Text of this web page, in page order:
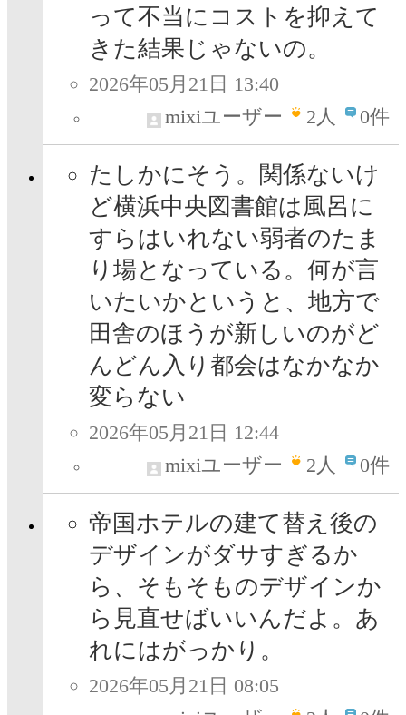
って不当にコストを抑えて
きた結果じゃないの。
2026年05月21日 13:40
mixiユーザー
2人 0件
たしかにそう。関係ないけ
ど横浜中央図書館は風呂に
すらはいれない弱者のたま
り場となっている。何が言
いたいかというと、地方で
田舎のほうが新しいのがど
んどん入り都会はなかなか
変らない
2026年05月21日 12:44
mixiユーザー
2人 0件
帝国ホテルの建て替え後の
デザインがダサすぎるか
ら、そもそものデザインか
ら見直せばいいんだよ。あ
れにはがっかり。
2026年05月21日 08:05